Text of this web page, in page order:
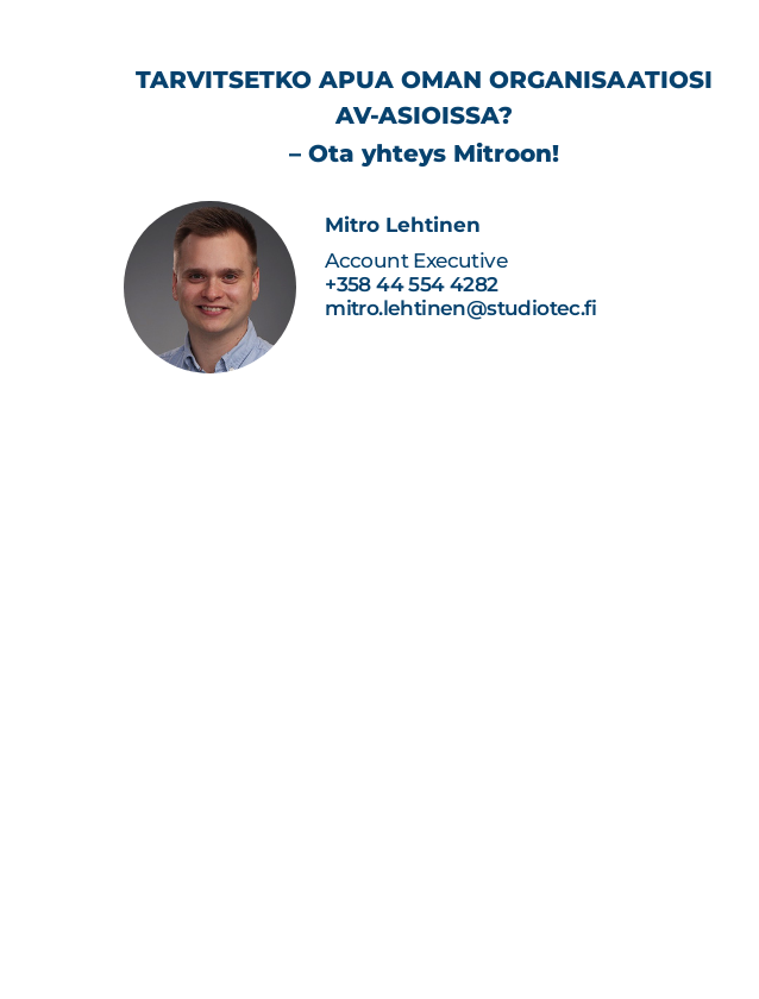
TARVITSETKO APUA OMAN ORGANISAATIOSI
AV-ASIOISSA?
– Ota yhteys Mitroon!
Mitro Lehtinen
Account Executive
+358 44 554 4282
mitro.lehtinen@studiotec.fi